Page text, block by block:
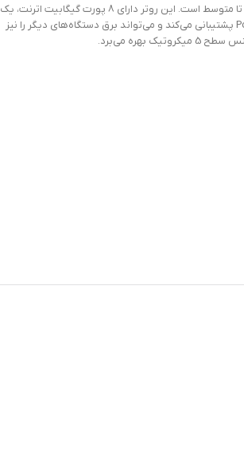
روتر میکروتیک مدل L009UiGS-RM یک روتر سیمی (غیر بی‌سیم) با امکانات پیشرفته برای شبکه‌های کوچک تا متوسط است. این روتر دارای 8 پورت گیگابیت اترنت، یک
پورت SFP با سرعت 2.5 گیگابیت و یک پورت USB 3.0 است. همچنین، این روتر از PoE (Power over Ethernet) پشتیبانی می‌کند و می‌تواند برق دستگاه‌های دیگر را نیز